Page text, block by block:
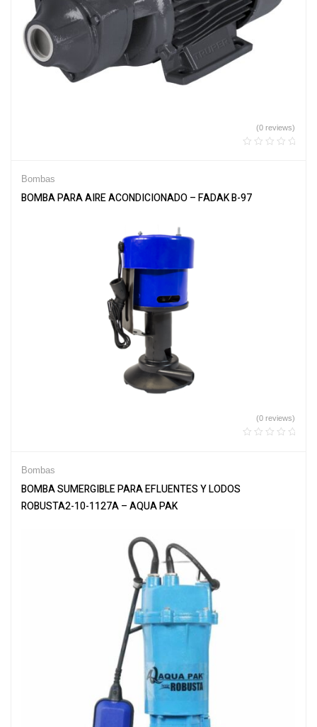
(0 reviews)
Bombas
BOMBA PARA AIRE ACONDICIONADO – FADAK B-97
(0 reviews)
Bombas
BOMBA SUMERGIBLE PARA EFLUENTES Y LODOS
ROBUSTA2-10-1127A – AQUA PAK